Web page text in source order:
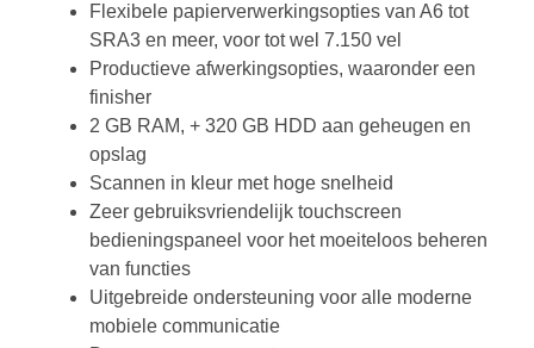
Flexibele papierverwerkingsopties van A6 tot
SRA3 en meer, voor tot wel 7.150 vel
Productieve afwerkingsopties, waaronder een
finisher
2 GB RAM, + 320 GB HDD aan geheugen en
opslag
Scannen in kleur met hoge snelheid
Zeer gebruiksvriendelijk touchscreen
bedieningspaneel voor het moeiteloos beheren
van functies
Uitgebreide ondersteuning voor alle moderne
mobiele communicatie